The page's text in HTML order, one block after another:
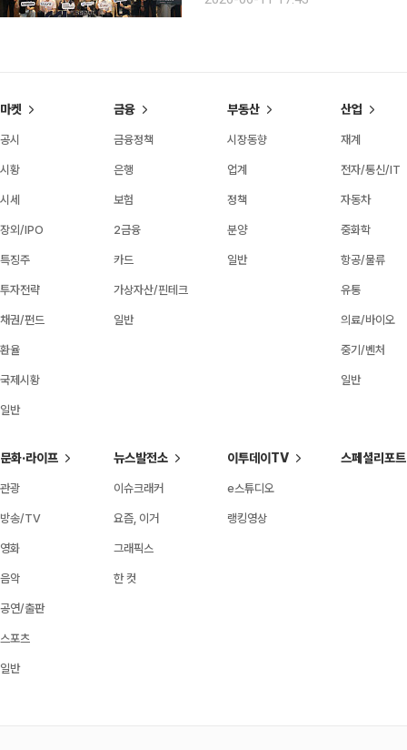
유망 핀테크 스타트업의 성장을 지원하
마켓
공시
시황
시세
장외/IPO
특징주
투자전략
채권/펀드
환율
국제시황
일반
금융
금융정책
은행
보험
2금융
카드
가상자산/핀테크
일반
부동산
시장동향
업계
정책
분양
일반
산업
재계
전자/통신/IT
자동차
중화학
항공/물류
유통
의료/바이오
중기/벤처
일반
문화·라이프
관광
방송/TV
영화
음악
공연/출판
스포츠
일반
뉴스발전소
이슈크래커
요즘, 이거
그래픽스
한 컷
이투데이TV
e스튜디오
랭킹영상
스페셜리포트